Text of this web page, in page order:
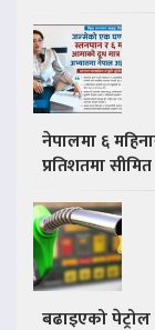
नेपालमा ६
प्रतिशतमा सीमित
बढाइएको